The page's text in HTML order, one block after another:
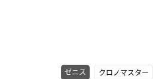
ゼニス クロノマスター